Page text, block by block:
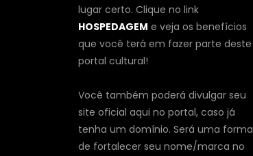
lugar certo. Clique no link
HOSPEDAGEM e veja os benefícios
que você terá em fazer parte deste
portal cultural!
Você também poderá divulgar seu
site oficial aqui no portal, caso já
tenha um domínio. Será uma forma
de fortalecer seu nome/marca no